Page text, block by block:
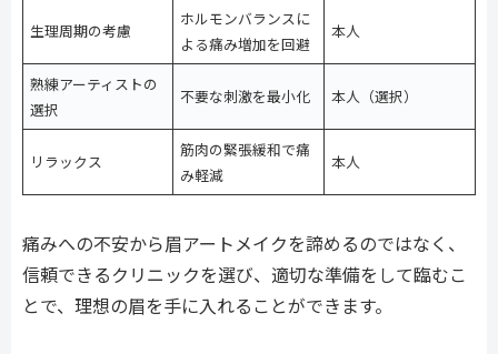
生理周期の考慮
ホルモンバランスに
よる痛み増加を回避
本人
熟練アーティストの
選択
不要な刺激を最小化 本人（選択）
リラックス
筋肉の緊張緩和で痛
み軽減
本人
痛みへの不安から眉アートメイクを諦めるのではなく、
信頼できるクリニックを選び、適切な準備をして臨むこ
とで、理想の眉を手に入れることができます。